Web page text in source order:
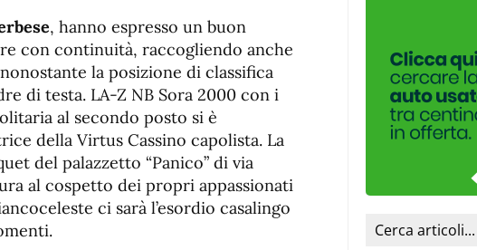
, hanno espresso un buon
con continuità, raccogliendo anche
la posizione di classifica
di testa. LA-Z NB Sora 2000 con i
al secondo posto si è
della Virtus Cassino capolista. La
del palazzetto “Panico” di via
al cospetto dei propri appassionati
ci sarà l’esordio casalingo